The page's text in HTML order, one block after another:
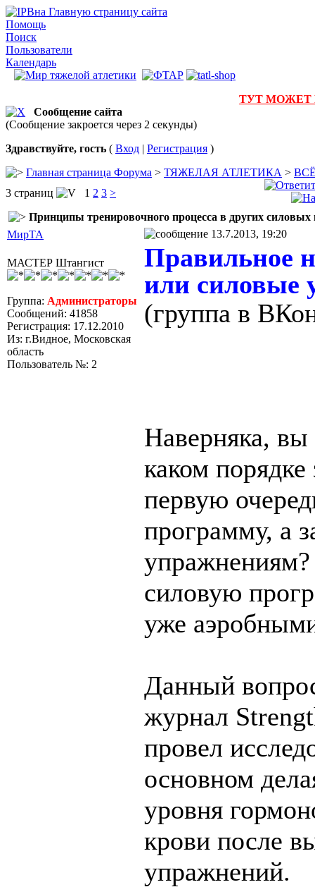
на Главную страницу сайта
Помощь
Поиск
Пользователи
Календарь
ТУТ МОЖЕТ
Сообщение сайта
(Сообщение закроется через 2 секунды)
Здравствуйте, гость ( Вход | Регистрация )
Главная страница Форума > ТЯЖЕЛАЯ АТЛЕТИКА >
3 страниц
1 2 3 >
Принципы тренировочного процесса в других силовых
МирТА
13.7.2013, 19:20
МАСТЕР Штангист
Группа: Администраторы
Сообщений: 41858
Регистрация: 17.12.2010
Из: г.Видное, Московская
область
Пользователь №: 2
Правильное
или силовые
(группа в
Наверняка, вы
каком
первую
программу, а
упражнениям?
силовую
уже
Данный
журнал
провел
основном
уровня
крови после
упражнений.